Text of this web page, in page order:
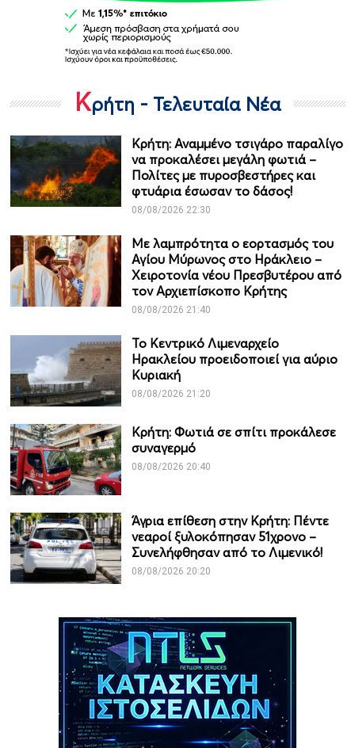
Κρήτη - Τελευταία Νέα
Κρήτη: Αναμμένο τσιγάρο παραλίγο
να προκαλέσει μεγάλη φωτιά –
Πολίτες με πυροσβεστήρες και
φτυάρια έσωσαν το δάσος!
08/08/2026 22:30
Με λαμπρότητα ο εορτασμός του
Αγίου Μύρωνος στο Ηράκλειο –
Χειροτονία νέου Πρεσβυτέρου από
τον Αρχιεπίσκοπο Κρήτης
08/08/2026 21:40
Το Κεντρικό Λιμεναρχείο
Ηρακλείου προειδοποιεί για αύριο
Κυριακή
08/08/2026 21:20
Κρήτη: Φωτιά σε σπίτι προκάλεσε
συναγερμό
08/08/2026 20:40
Άγρια επίθεση στην Κρήτη: Πέντε
νεαροί ξυλοκόπησαν 51χρονο –
Συνελήφθησαν από το Λιμενικό!
08/08/2026 20:20